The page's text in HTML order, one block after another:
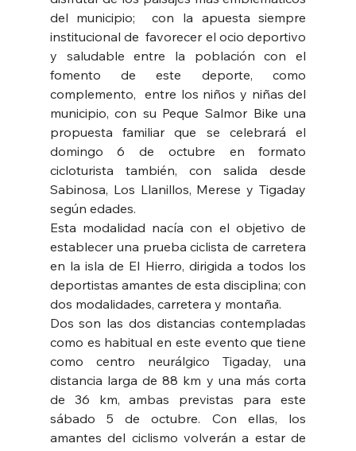
del municipio;  con la apuesta siempre
institucional de  favorecer el ocio deportivo
y saludable entre la población con el
fomento de este deporte, como
complemento,  entre los niños y niñas del
municipio, con su Peque Salmor Bike una
propuesta familiar que se celebrará el
domingo 6 de octubre en formato
cicloturista también, con salida desde
Sabinosa, Los Llanillos, Merese y Tigaday
según edades.
Esta modalidad nacía con el objetivo de
establecer una prueba ciclista de carretera
en la isla de El Hierro, dirigida a todos los
deportistas amantes de esta disciplina; con
dos modalidades, carretera y montaña.
Dos son las dos distancias contempladas
como es habitual en este evento que tiene
como centro neurálgico Tigaday, una
distancia larga de 88 km y una más corta
de 36 km, ambas previstas para este
sábado 5 de octubre. Con ellas, los
amantes del ciclismo volverán a estar de